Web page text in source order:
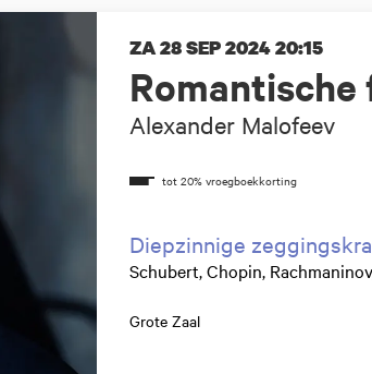
Romantische
Alexander Malofeev
ZA 28 SEP 202420:15
Diepzinnige
Schubert, Chopin,
Grote Zaal